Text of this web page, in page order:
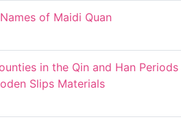
of Maidi Quan
in the Qin and Han Periods
Slips Materials